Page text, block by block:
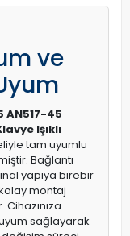
ve
AN517-45
Işıklı
tam uyumlu
Bağlantı
yapıya birebir
montaj
Cihazınıza
sağlayarak